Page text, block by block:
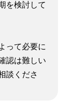
を検討して
って必要に
認は難しい
談くださ